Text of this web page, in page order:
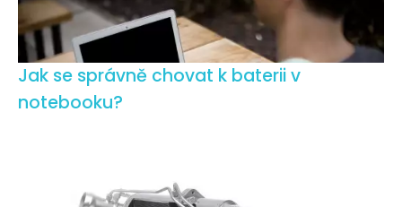
Jak se správně chovat k baterii v
notebooku?